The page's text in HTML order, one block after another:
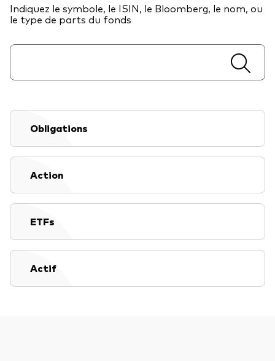
Obligations active
Investir avec Vanguard
Gérance des placements
Indiquez le symbole, le ISIN, le Bloomberg, le nom, ou
le type de parts du fonds
Obligations
Action
ETFs
Actif